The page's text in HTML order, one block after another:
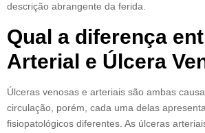
descrição abrangente da ferida.
Qual a diferença
Arterial e Úlcera
Úlceras venosas e arteriais são ambas
circulação, porém, cada uma delas
fisiopatológicos diferentes. As úlceras